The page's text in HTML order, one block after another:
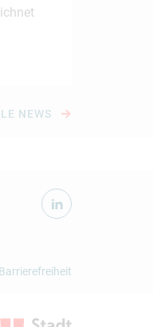
NEWS
Barrierefreiheit